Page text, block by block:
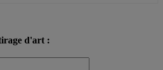
d'art :